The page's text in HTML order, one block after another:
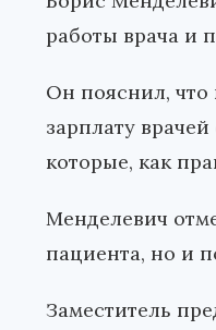
работы врача и
Он пояснил, что
зарплату
которые, как
Менделевич
пациента, но и
Заместитель